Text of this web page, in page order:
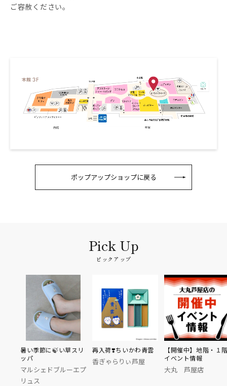
ご容赦ください。
ポップアップショップに戻る
ピックアップ
暑い季節に🍃い草スリ
ッパ
マルシェドブルーエプ
リュス
再入荷❣️ちいかわ青雲
香ぎゃらりぃ芦屋
【開催中】地階・１
イベント情報
大丸 芦屋店